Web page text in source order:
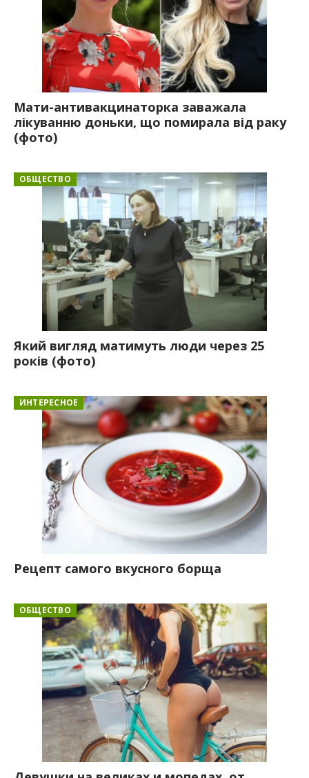
Мати-антивакцинаторка заважала
лікуванню доньки, що помирала від раку
(фото)
ОБЩЕСТВО
Який вигляд матимуть люди через 25
років (фото)
ИНТЕРЕСНОЕ
Рецепт самого вкусного борща
ОБЩЕСТВО